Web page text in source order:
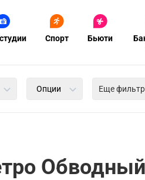
Спорт Бьюти
Опции Еще